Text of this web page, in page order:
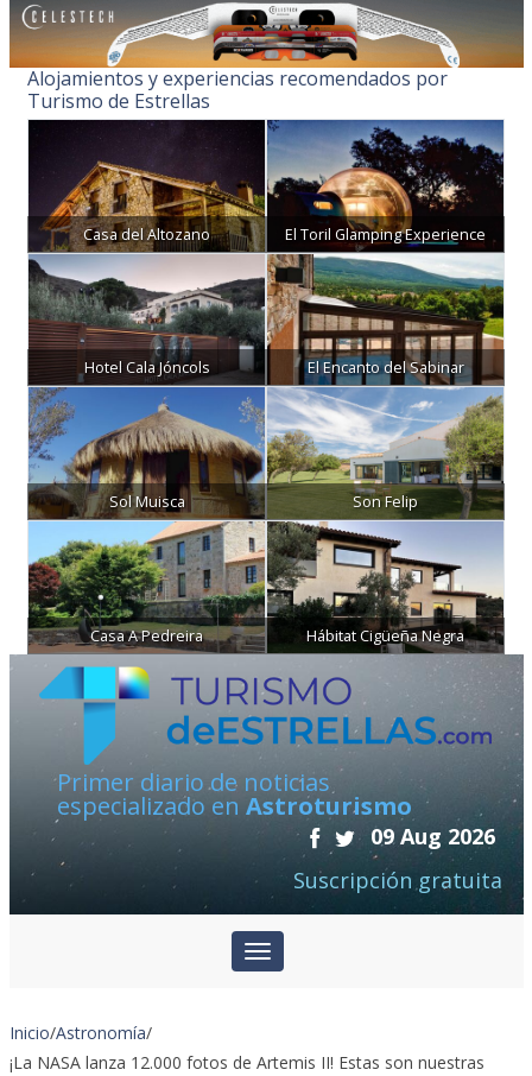
Alojamientos y experiencias recomendados por
Turismo de Estrellas
Casa del Altozano El Toril Glamping Experience
Hotel Cala Jóncols El Encanto del Sabinar
Sol Muisca Son Felip
Casa A Pedreira Hábitat Cigüeña Negra
Primer diario de noticias
especializado en Astroturismo
09 Aug 2026
Suscripción gratuita
Inicio/Astronomía/
¡La NASA lanza 12.000 fotos de Artemis II! Estas son nuestras